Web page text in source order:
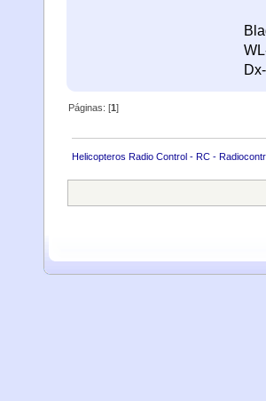
Páginas: [1]
Helicopteros Radio Control - RC -